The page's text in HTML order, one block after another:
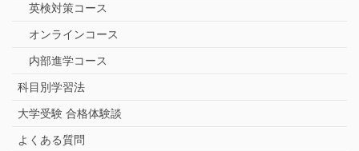
英検対策コース
オンラインコース
内部進学コース
科目別学習法
大学受験 合格体験談
よくある質問